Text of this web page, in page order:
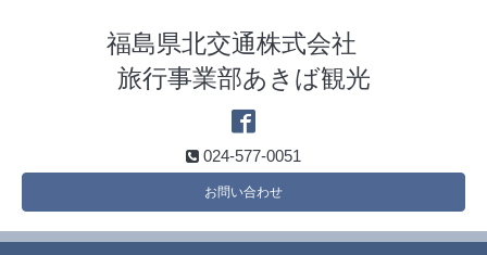
福島県北交通株式会社
旅行事業部あきば観光
024-577-0051
お問い合わせ